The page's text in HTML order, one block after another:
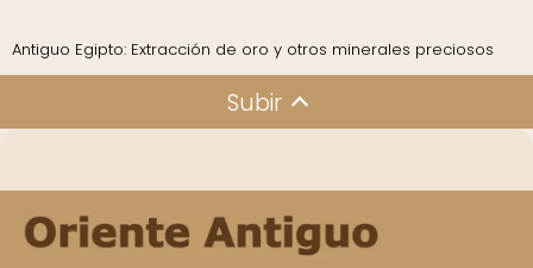
Antiguo Egipto: Extracción de oro y otros minerales preciosos
Subir